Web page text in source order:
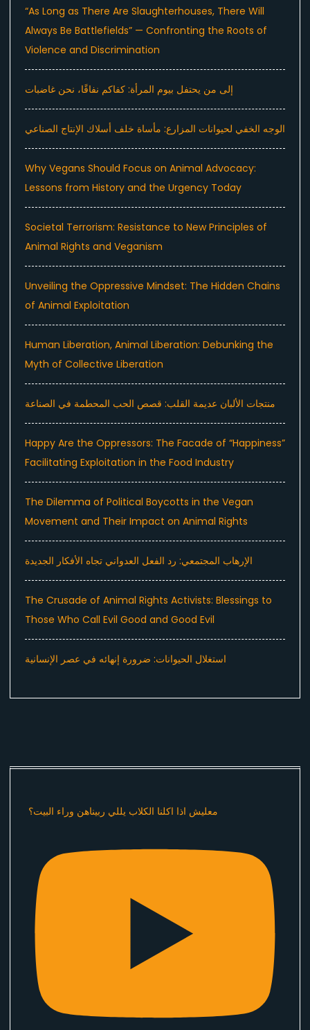
“As Long as There Are Slaughterhouses, There Will
Always Be Battlefields” — Confronting the Roots of
Violence and Discrimination
إلى من يحتفل بيوم المرأة: كفاكم نفاقًا، نحن غاضبات
الوجه الخفي لحيوانات المزارع: مأساة خلف أسلاك الإنتاج الصناعي
Why Vegans Should Focus on Animal Advocacy:
Lessons from History and the Urgency Today
Societal Terrorism: Resistance to New Principles of
Animal Rights and Veganism
Unveiling the Oppressive Mindset: The Hidden Chains
of Animal Exploitation
Human Liberation, Animal Liberation: Debunking the
Myth of Collective Liberation
منتجات الألبان عديمة القلب: قصص الحب المحطمة في الصناعة
Happy Are the Oppressors: The Facade of “Happiness”
Facilitating Exploitation in the Food Industry
The Dilemma of Political Boycotts in the Vegan
Movement and Their Impact on Animal Rights
الإرهاب المجتمعي: رد الفعل العدواني تجاه الأفكار الجديدة
The Crusade of Animal Rights Activists: Blessings to
Those Who Call Evil Good and Good Evil
استغلال الحيوانات: ضرورة إنهائه في عصر الإنسانية
معليش اذا اكلنا الكلاب يللي ربيناهن وراء البيت؟